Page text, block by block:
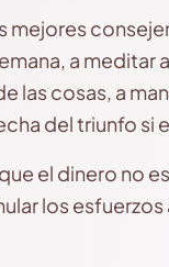
a meditar
las cosas, a
del triunfo si
el dinero no
los